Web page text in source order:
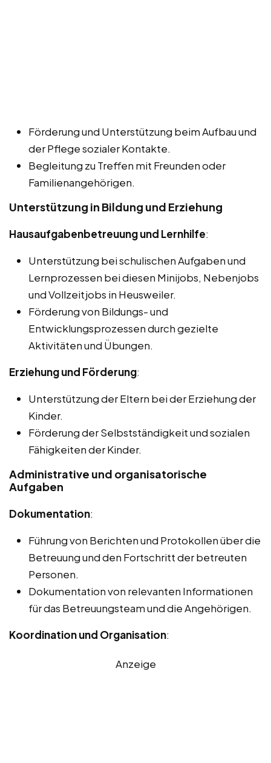
Förderung und Unterstützung beim Aufbau und
der Pflege sozialer Kontakte.
Begleitung zu Treffen mit Freunden oder
Familienangehörigen.
Unterstützung in Bildung und Erziehung
Hausaufgabenbetreuung und Lernhilfe:
Unterstützung bei schulischen Aufgaben und
Lernprozessen bei diesen Minijobs, Nebenjobs
und Vollzeitjobs in Heusweiler.
Förderung von Bildungs- und
Entwicklungsprozessen durch gezielte
Aktivitäten und Übungen.
Erziehung und Förderung:
Unterstützung der Eltern bei der Erziehung der
Kinder.
Förderung der Selbstständigkeit und sozialen
Fähigkeiten der Kinder.
Administrative und organisatorische
Aufgaben
Dokumentation:
Führung von Berichten und Protokollen über die
Betreuung und den Fortschritt der betreuten
Personen.
Dokumentation von relevanten Informationen
für das Betreuungsteam und die Angehörigen.
Koordination und Organisation:
Anzeige